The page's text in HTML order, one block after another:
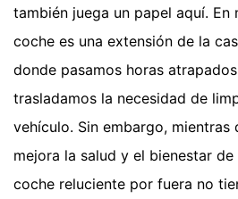
también juega un papel aquí. En
coche es una extensión de la
donde pasamos horas
trasladamos la necesidad de
vehículo. Sin embargo, mientras
mejora la salud y el bienestar
coche reluciente por fuera no